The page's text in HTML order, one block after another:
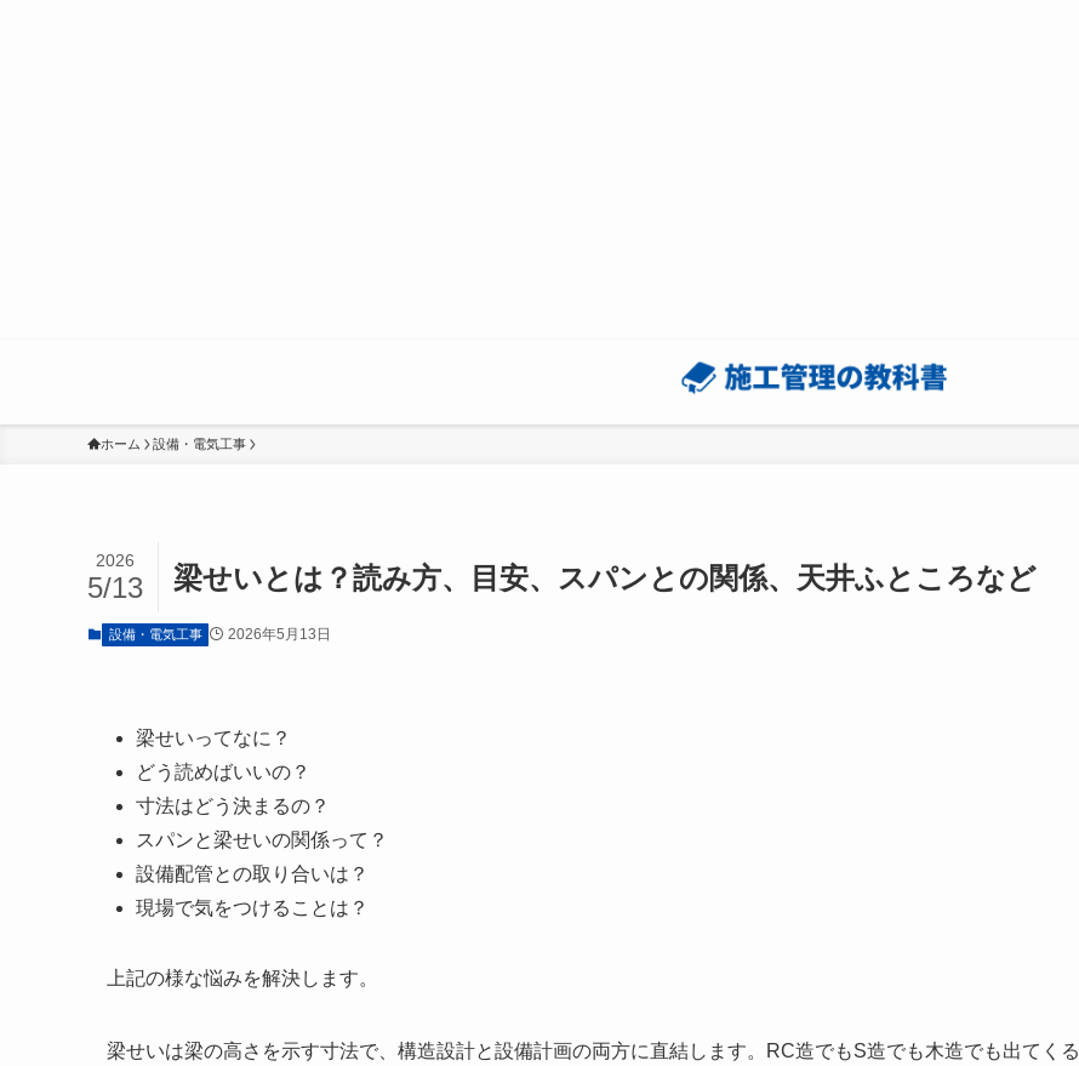
ホーム 設備・電気工事
梁せいとは？読み方、目安、スパンとの関係、天井ふところなど
2026
5/13
設備・電気工事 2026年5月13日
梁せいってなに？
どう読めばいいの？
寸法はどう決まるの？
スパンと梁せいの関係って？
設備配管との取り合いは？
現場で気をつけることは？
上記の様な悩みを解決します。
梁せいは梁の高さを示す寸法で、構造設計と設備計画の両方に直結します。RC造でもS造でも木造でも出てくる